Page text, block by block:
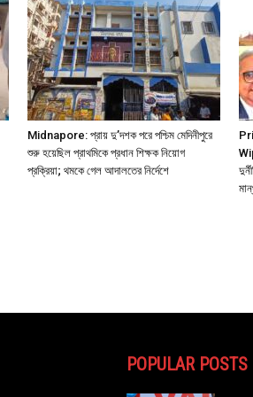
Midnapore: প্রায় দু’দশক পরে পশ্চিম মেদিনীপুরে
শুরু হয়েছিল প্রাথমিকে প্রধান শিক্ষক নিয়োগ
প্রক্রিয়া; থমকে গেল আদালতের নির্দেশে
POPULAR POSTS